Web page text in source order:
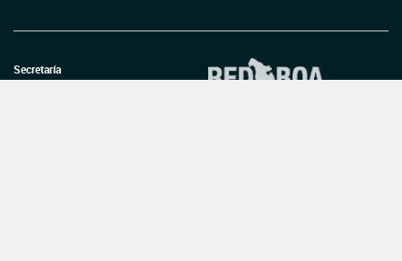
Secretaría